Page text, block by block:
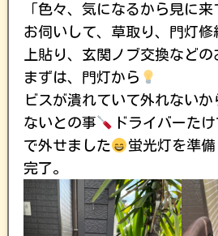
「色々、気になるから見に来
お伺いして、草取り、門灯修
上貼り、玄関ノブ交換などの
まずは、門灯から
ビスが潰れていて外れない
ないとの事
ドライバーた
で外せました
蛍光灯を準
完了。